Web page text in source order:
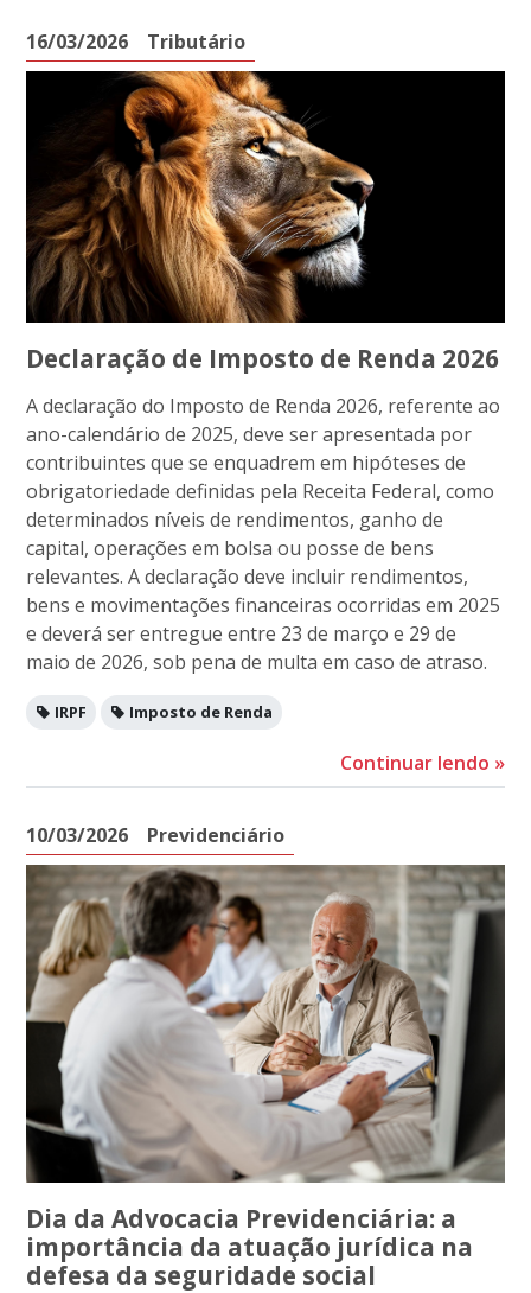
16/03/2026 Tributário
Declaração de Imposto de Renda 2026
A declaração do Imposto de Renda 2026, referente ao
ano-calendário de 2025, deve ser apresentada por
contribuintes que se enquadrem em hipóteses de
obrigatoriedade definidas pela Receita Federal, como
determinados níveis de rendimentos, ganho de
capital, operações em bolsa ou posse de bens
relevantes. A declaração deve incluir rendimentos,
bens e movimentações financeiras ocorridas em 2025
e deverá ser entregue entre 23 de março e 29 de
maio de 2026, sob pena de multa em caso de atraso.
IRPF Imposto de Renda
Continuar lendo »
10/03/2026 Previdenciário
Dia da Advocacia Previdenciária: a
importância da atuação jurídica na
defesa da seguridade social